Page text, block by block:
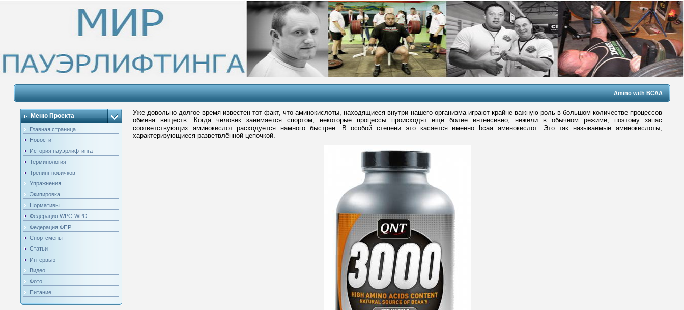
Amino with BCAA
Меню Проекта
Главная страница
Новости
История пауэрлифтинга
Терминология
Тренинг новичков
Упражнения
Экипировка
Нормативы
Федерация WPC-WPO
Федерация ФПР
Спортсмены
Статьи
Интервью
Видео
Фото
Питание
Уже довольно долгое время известен тот факт, что аминокислоты, находящиеся внутри нашего организма играют крайне важную роль в большом количестве процессов
обмена веществ. Когда человек занимается спортом, некоторые процессы происходят ещё более интенсивно, нежели в обычном режиме, поэтому запас
соответствующих аминокислот расходуется намного быстрее. В особой степени это касается именно bcaa аминокислот. Это так называемые аминокислоты,
характеризующиеся разветвлённой цепочкой.